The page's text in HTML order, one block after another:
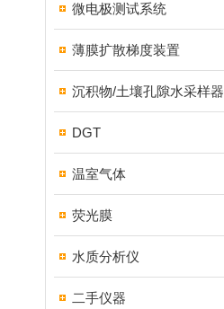
微电极测试系统
薄膜扩散梯度装置
沉积物/土壤孔隙水采样器
DGT
温室气体
荧光膜
水质分析仪
二手仪器